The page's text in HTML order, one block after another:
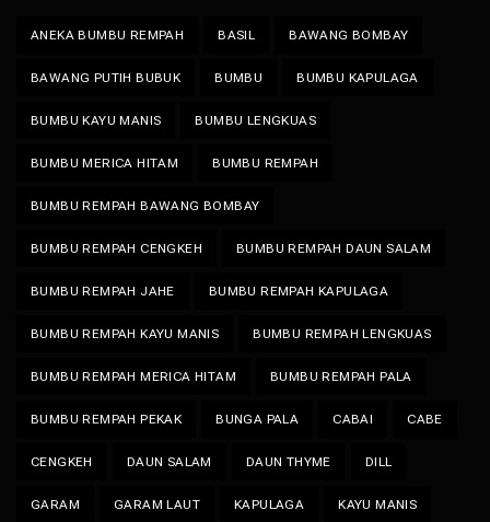
ANEKA BUMBU REMPAH BASIL BAWANG BOMBAY
BAWANG PUTIH BUBUK BUMBU BUMBU KAPULAGA
BUMBU KAYU MANIS BUMBU LENGKUAS
BUMBU MERICA HITAM BUMBU REMPAH
BUMBU REMPAH BAWANG BOMBAY
BUMBU REMPAH CENGKEH BUMBU REMPAH DAUN SALAM
BUMBU REMPAH JAHE BUMBU REMPAH KAPULAGA
BUMBU REMPAH KAYU MANIS BUMBU REMPAH LENGKUAS
BUMBU REMPAH MERICA HITAM BUMBU REMPAH PALA
BUMBU REMPAH PEKAK BUNGA PALA CABAI CABE
CENGKEH DAUN SALAM DAUN THYME DILL
GARAM GARAM LAUT KAPULAGA KAYU MANIS